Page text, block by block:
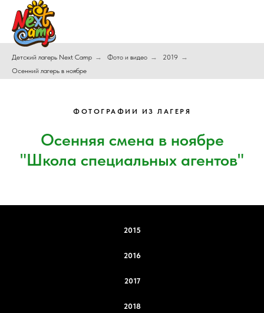
Детский лагерь Next Camp → Фото и видео → 2019 →
Осенний лагерь в ноябре
ФОТОГРАФИИ ИЗ ЛАГЕРЯ
Осенняя смена в ноябре
"Школа специальных агентов"
2015
2016
2017
2018